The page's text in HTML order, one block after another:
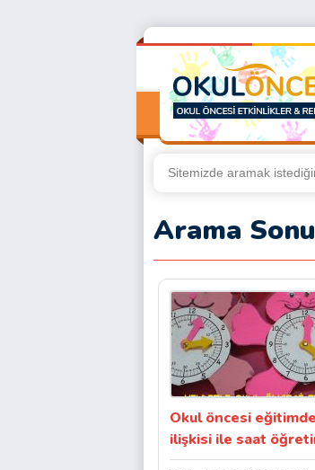
Arama
Okul öncesi
ilişkisi ile saat